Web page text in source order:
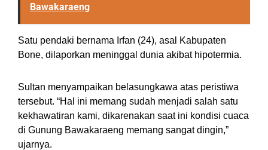
Bawakaraeng
Satu pendaki bernama Irfan (24), asal Kabupaten
Bone, dilaporkan meninggal dunia akibat hipotermia.
Sultan menyampaikan belasungkawa atas peristiwa
tersebut. “Hal ini memang sudah menjadi salah satu
kekhawatiran kami, dikarenakan saat ini kondisi cuaca
di Gunung Bawakaraeng memang sangat dingin,”
ujarnya.